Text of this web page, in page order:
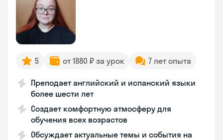
5 от 1880 ₽ за урок 7 лет опыта
Преподает английский и испанский языки
более шести лет
Создает комфортную атмосферу для
обучения всех возрастов
Обсуждает актуальные темы и события на